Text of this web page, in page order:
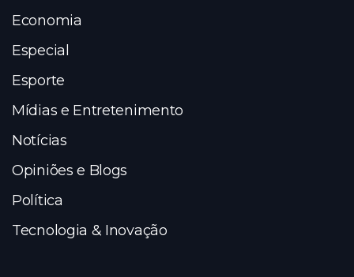
Economia
Especial
Esporte
Mídias e Entretenimento
Notícias
Opiniões e Blogs
Política
Tecnologia & Inovação